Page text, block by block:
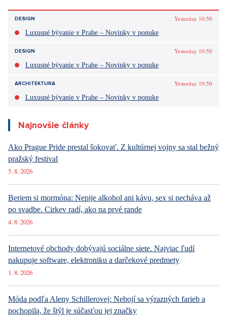
DESIGN
Yesterday 10:50
Luxusné bývanie v Prahe – Novinky v ponuke
DESIGN
Yesterday 10:50
Luxusné bývanie v Prahe – Novinky v ponuke
ARCHITEKTURA
Yesterday 10:50
Luxusné bývanie v Prahe – Novinky v ponuke
Najnovšie články
Ako Prague Pride prestal šokovať. Z kultúrnej vojny sa stal bežný
pražský festival
5. 8. 2026
Beriem si mormóna: Nepije alkohol ani kávu, sex si necháva až
po svadbe. Cirkev radí, ako na prvé rande
4. 8. 2026
Internetové obchody dobývajú sociálne siete. Najviac ľudí
nakupuje software, elektroniku a darčekové predmety
1. 8. 2026
Móda podľa Aleny Schillerovej: Nebojí sa výrazných farieb a
pochopila, že štýl je súčasťou jej značky